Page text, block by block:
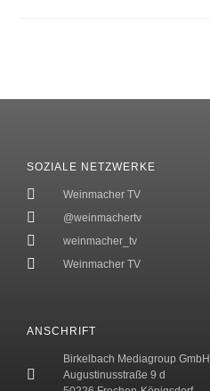
ANSCHRIFT
Birkelbach Mediagroup GmbH
Augustinusstraße 9 d
SOZIALE NETZWERKE
Weinmacher TV
@weinmachertv
weinmacher_tv
Weinmacher TV